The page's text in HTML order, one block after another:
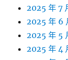
2025 年 7
2025 年 6
2025 年 5
2025 年 4